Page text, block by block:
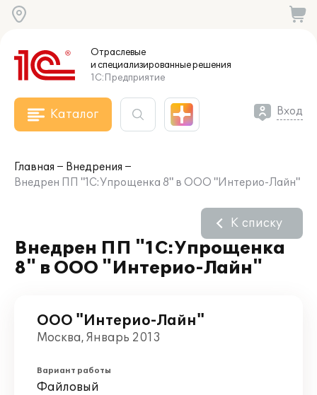
Отраслевые
и специализированныерешения
1С:Предприятие
Каталог Вход
Главная
Внедрения
Внедрен ПП "1С:Упрощенка 8" в ООО "Интерио-Лайн"
Внедрен ПП "1С:Упрощенка
8" в ООО "Интерио-Лайн"
К списку
ООО "Интерио-Лайн"
Москва, Январь 2013
Вариант работы
Файловый